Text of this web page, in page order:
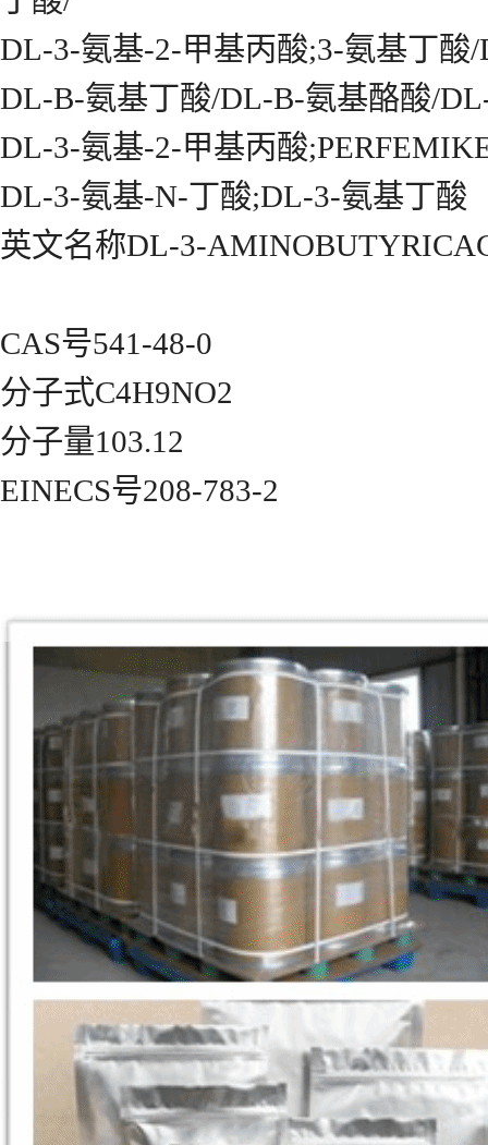
DL-3-氨基-2-甲基丙酸;3-氨基丁酸
DL-Β-氨基丁酸/DL-Β-氨基酪酸/
DL-3-氨基-2-甲基丙酸
DL-3-氨基-N-丁酸;DL-3-氨基丁酸
英文名称DL-3-
CAS号541-48-0
分子式C4H9NO2
分子量103.12
EINECS号208-783-2